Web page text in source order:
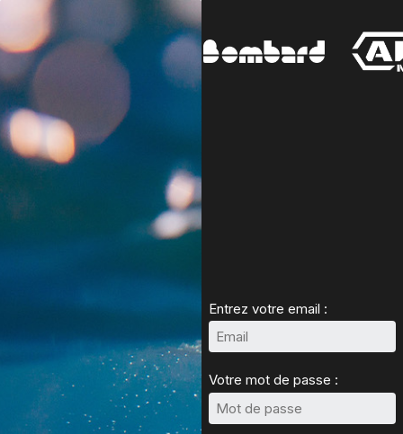
Entrez votre email :
Votre mot de passe :